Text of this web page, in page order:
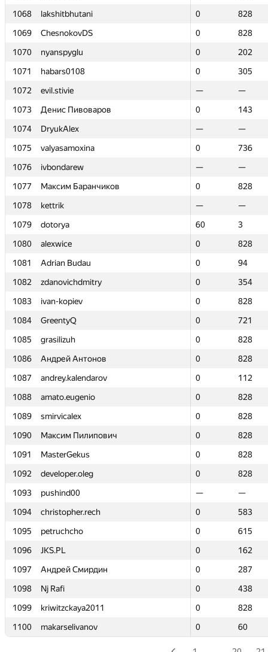
1068
lakshitbhutani 0
828
1069
ChesnokovDS 0
828
1070
nyanspyglu 0
202
1071
habars0108 0
305
1072
evil.stivie —
—
1073
Денис Пивоваров 0
143
1074
DryukAlex —
—
1075
valyasamoxina 0
736
1076
ivbondarew —
—
1077
Максим Баранчиков 0
828
1078
kettrik —
—
1079
dotorya 60
3
1080
alexwice 0
828
1081
Adrian Budau 0
94
1082
zdanovichdmitry 0
354
1083
ivan-kopiev 0
828
1084
GreentyQ 0
721
1085
grasilizuh 0
828
1086
Андрей Антонов 0
828
1087
andrey.kalendarov 0
112
1088
amato.eugenio 0
828
1089
smirvicalex 0
828
1090
Максим Пилипович 0
828
1091
MasterGekus 0
828
1092
developer.oleg 0
828
1093
pushind00 —
—
1094
christopher.rech 0
583
1095
petruchcho 0
615
1096
JKS.PL 0
162
1097
Андрей Смирдин 0
287
1098
Nj Rafi 0
438
1099
kriwitzckaya2011 0
828
1100
makarselivanov 0 60
1068
lakshitbhutani 0
828
1069
ChesnokovDS 0
828
1070
nyanspyglu 0
202
1071
habars0108 0
305
1072
evil.stivie —
—
1073
Денис Пивоваров 0
143
1074
DryukAlex —
—
1075
valyasamoxina 0
736
1076
ivbondarew —
—
1077
Максим Баранчиков 0
828
1078
kettrik —
—
1079
dotorya 60
3
1080
alexwice 0
828
1081
Adrian Budau 0
94
1082
zdanovichdmitry 0
354
1083
ivan-kopiev 0
828
1084
GreentyQ 0
721
1085
grasilizuh 0
828
1086
Андрей Антонов 0
828
1087
andrey.kalendarov 0
112
1088
amato.eugenio 0
828
1089
smirvicalex 0
828
1090
Максим Пилипович 0
828
1091
MasterGekus 0
828
1092
developer.oleg 0
828
1093
pushind00 —
—
1094
christopher.rech 0
583
1095
petruchcho 0
615
1096
JKS.PL 0
162
1097
Андрей Смирдин 0
287
1098
Nj Rafi 0
438
1099
kriwitzckaya2011 0
828
1100
makarselivanov 0 60